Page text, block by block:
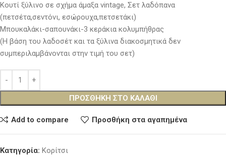
Κουτί ξύλινο σε σχήμα άμαξα vintage, Σετ λαδόπανα
(πετσέτα,σεντόνι, εσώρουχα,πετσετάκι)
Μπουκαλάκι-σαπουνάκι-3 κεράκια κολυμπήθρας
(Η βάση του λαδοσέτ και τα ξύλινα διακοσμητικά δεν
συμπεριλαμβάνονται στην τιμή του σετ)
ΠΡΟΣΘΉΚΗ ΣΤΟ ΚΑΛΆΘΙ
Add to compare Προσθήκη στα αγαπημένα
Κατηγορία: Κορίτσι